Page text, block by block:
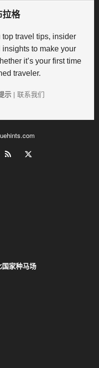
拉格
travel tips, insider
to make your
it’s your first time
traveler.
示| 联系我们
家种马场